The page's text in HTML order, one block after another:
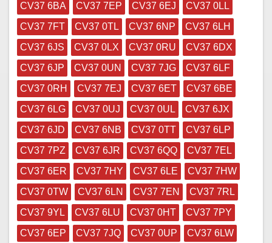
CV37 6BA
CV37 7EP CV37 6EJ
CV37 0LL
CV37 7FT
CV37 0TL CV37 6NP
CV37 6LH
CV37 6JS
CV37 0LX CV37 0RU
CV37 6DX
CV37 6JP
CV37 0UN CV37 7JG
CV37 6LF
CV37 0RH
CV37 7EJ CV37 6ET
CV37 6BE
CV37 6LG
CV37 0UJ CV37 0UL
CV37 6JX
CV37 6JD
CV37 6NB CV37 0TT
CV37 6LP
CV37 7PZ
CV37 6JR CV37 6QQ
CV37 7EL
CV37 6ER
CV37 7HY CV37 6LE
CV37 7HW
CV37 0TW
CV37 6LN CV37 7EN
CV37 7RL
CV37 9YL
CV37 6LU CV37 0HT
CV37 7PY
CV37 6EP
CV37 7JQ CV37 0UP
CV37 6LW